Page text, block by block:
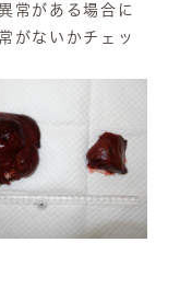
常がある場合に
がないかチェッ